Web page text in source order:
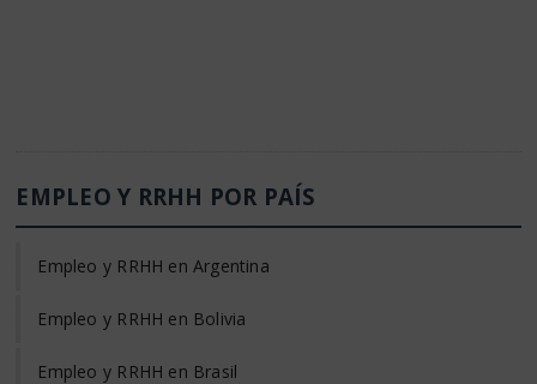
EMPLEO Y RRHH POR PAÍS
Empleo y RRHH en Argentina
Empleo y RRHH en Bolivia
Empleo y RRHH en Brasil